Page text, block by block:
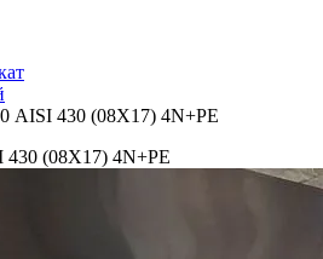
AISI 430 (08Х17) 4N+PE
430 (08Х17) 4N+PE